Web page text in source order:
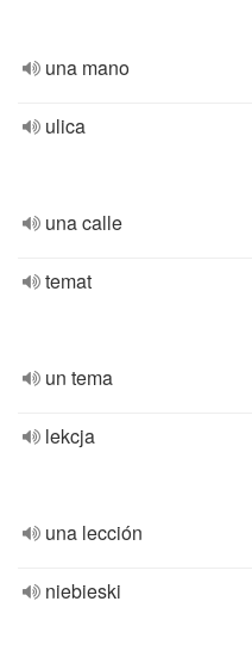
una mano
ulica
una calle
temat
un tema
lekcja
una lección
niebieski